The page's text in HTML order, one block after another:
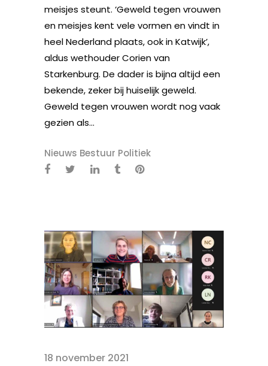
meisjes steunt. ‘Geweld tegen vrouwen
en meisjes kent vele vormen en vindt in
heel Nederland plaats, ook in Katwijk’,
aldus wethouder Corien van
Starkenburg. De dader is bijna altijd een
bekende, zeker bij huiselijk geweld.
Geweld tegen vrouwen wordt nog vaak
gezien als...
Nieuws Bestuur Politiek
18 november 2021